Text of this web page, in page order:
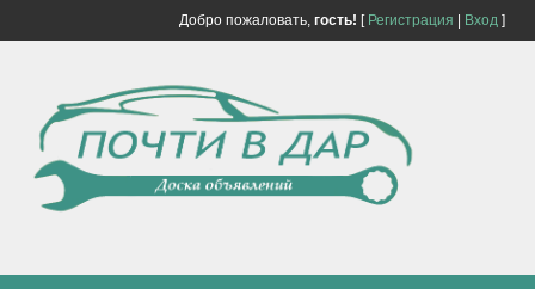
Добро пожаловать, гость! [ Регистрация Вход]